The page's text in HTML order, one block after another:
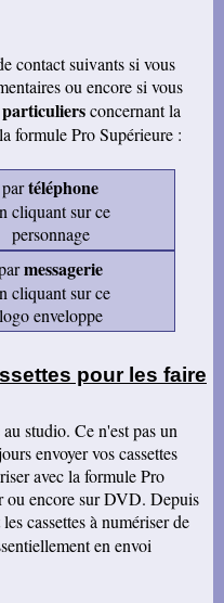
contact suivants si vous
ou encore si vous
particuliersconcernant la
formule Pro Supérieure :
partéléphone
cliquant sur ce
personnage
messagerie
cliquant sur ce
logo enveloppe
pour les faire
studio. Ce n'est pas un
envoyer vos cassettes
avec la formule Pro
ou encore sur DVD. Depuis
cassettes à numériser de
en envoi